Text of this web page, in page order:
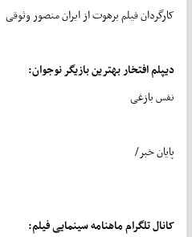
کارگردان فیلم برهوت از ایران منصور وثوقی
دیپلم افتخار بهترین بازیگر نوجوان:
نفس بازغی
پایان خبر/
کانال تلگرام ماهنامه سینمایی فیلم: